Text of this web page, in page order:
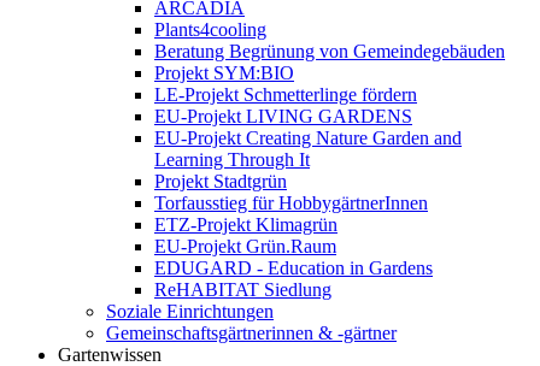
ARCADIA
Plants4cooling
Beratung Begrünung von Gemeindegebäuden
Projekt SYM:BIO
LE-Projekt Schmetterlinge fördern
EU-Projekt LIVING GARDENS
EU-Projekt Creating Nature Garden and
Learning Through It
Projekt Stadtgrün
Torfausstieg für HobbygärtnerInnen
ETZ-Projekt Klimagrün
EU-Projekt Grün.Raum
EDUGARD - Education in Gardens
ReHABITAT Siedlung
Soziale Einrichtungen
Gemeinschaftsgärtnerinnen & -gärtner
Gartenwissen